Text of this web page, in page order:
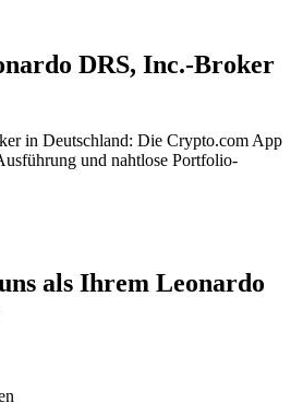
DRS, Inc.-Broker
in Deutschland: Die Crypto.com App
und nahtlose Portfolio-
als Ihrem Leonardo